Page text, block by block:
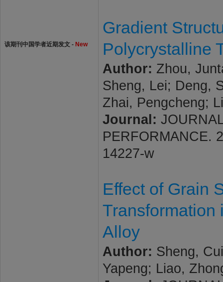
该期刊中国学者近期发文 - New
Gradient
Polycrystalline
Author: Zhou,
Sheng, Lei; Deng,
Zhai, Pengcheng;
Journal:
PERFORMANCE.
14227-w
Effect of Grain
Transformation
Alloy
Author: Sheng,
Yapeng; Liao,